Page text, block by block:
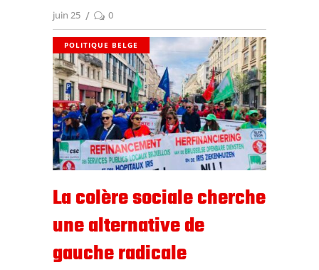
juin 25 0
POLITIQUE BELGE
La colère sociale cherche
une alternative de
gauche radicale